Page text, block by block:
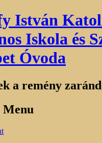
István
Iskola és
Óvoda
a remény